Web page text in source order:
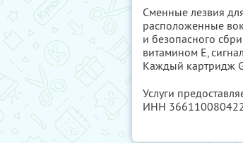
Сменные лезвия
расположенные
и безопасного
витамином Е,
Каждый картридж
Услуги
ИНН